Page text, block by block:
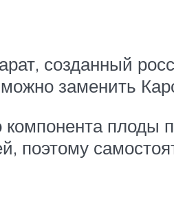
созданный
заменить
плоды
поэтому